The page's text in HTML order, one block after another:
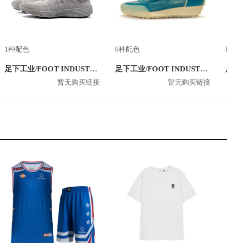
1种配色
足下工业/FOOT INDUSTRY Fly 3.5 "ZERO"
暂无购买链接
6种配色
足下工业/FOOT INDUSTRY Ice Summer
暂无购买链接